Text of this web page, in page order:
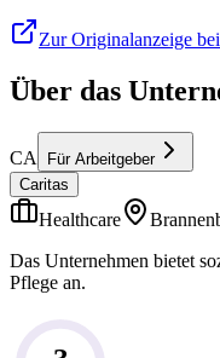
Zur Originalanzeige
Über das
CA
Für Arbeitgeber
Caritas
Healthcare
Das Unternehmen bietet
Pflege an.